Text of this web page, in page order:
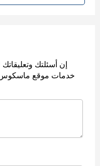
إن أسئلتك
خدمات موقع ماسكوس.